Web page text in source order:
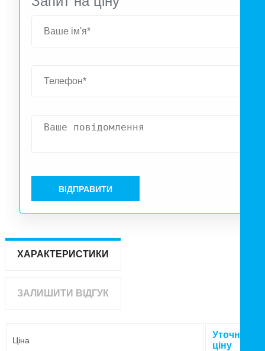
ВІДПРАВИТИ
ХАРАКТЕРИСТИКИ
ЗАЛИШИТИ ВІДГУК
Ціна
Уточнюйте
ціну